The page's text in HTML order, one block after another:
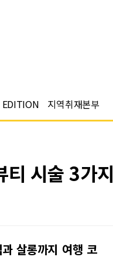
EDITION 지역취재본부
티 시술 3가지
살롱까지 여행 코